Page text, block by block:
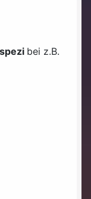
bei z.B.